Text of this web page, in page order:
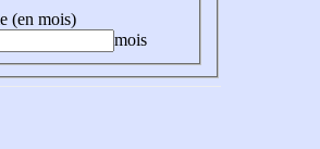
(en mois)
mois